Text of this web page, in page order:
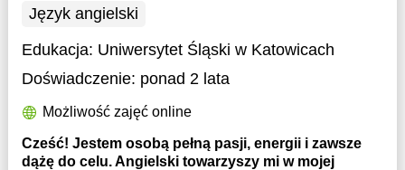
Język angielski
Edukacja: Uniwersytet Śląski w Katowicach
Doświadczenie: ponad 2 lata
Możliwość zajęć online
Cześć! Jestem osobą pełną pasji, energii i zawsze
dążę do celu. Angielski towarzyszy mi w mojej